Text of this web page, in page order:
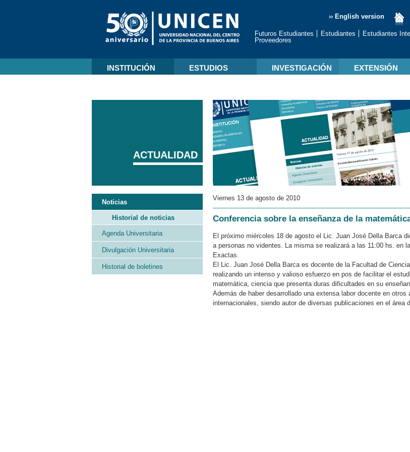
›› English version
Futuros Estudiantes Estudiantes Estudiantes
Proveedores
INSTITUCIÓN ESTUDIOS INVESTIGACIÓN EXTENSIÓN
Viernes 13 de agosto de 2010
Conferencia sobre la enseñanza de la
El próximo miércoles 18 de agosto el Lic. Juan José Della Barca
a personas no videntes. La misma se realizará a las 11:00 hs. en
Exactas.
El Lic. Juan José Della Barca es docente de la Facultad de
realizando un intenso y valioso esfuerzo en pos de facilitar el
matemática, ciencia que presenta duras dificultades en su
Además de haber desarrollado una extensa labor docente en
internacionales, siendo autor de diversas publicaciones en el área
ACTUALIDAD
Noticias
Historial de noticias
Agenda Universitaria
Divulgación Universitaria
Historial de boletines